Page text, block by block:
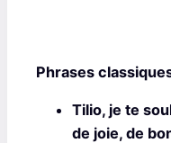
Phrases
Tilio, je te
de joie, de